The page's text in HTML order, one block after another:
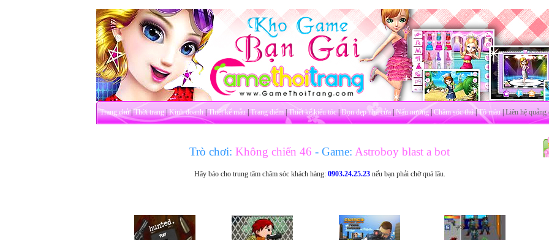
Trang chủ|Thời trang|Kinh doanh|Thiết kế mẫu|Trang điểm|Thiết kế kiểu tóc|Dọn dẹp nhà cửa|Nấu nướng|Chăm sóc thú|Tô màu|Liên hệ quảng
Trò chơi: Không chiến 46 - Game: Astroboy blast a bot
Hãy báo cho trung tâm chăm sóc khách hàng: 0903.24.25.23nếu bạn phải chờ quá lâu.